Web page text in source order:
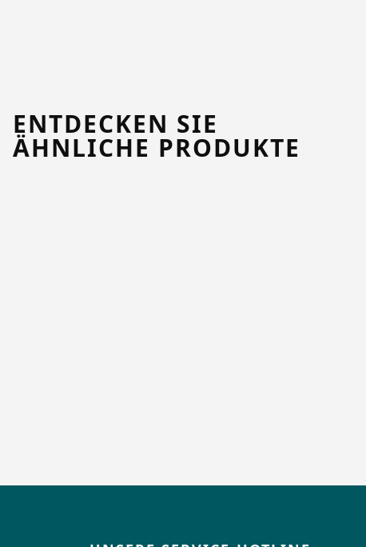
ENTDECKEN SIE
ÄHNLICHE PRODUKTE